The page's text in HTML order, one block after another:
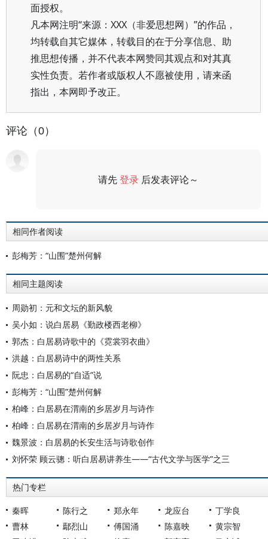
面授权。
凡本网注明“来源：XXX（非爱思想网）”的作品，
均转载自其它媒体，转载目的在于分享信息、助
推思想传播，并不代表本网赞同其观点和对其真
实性负责。若作者或版权人不愿被使用，请来函
指出，本网即予改正。
评论（0）
请先登录 后发表评论～
相同作者阅读
彭梅芳：“山围”楚州何解
相同主题阅读
周勋初：元和文坛的新风貌
吴小如：说白居易《勤政楼西老柳》
郭杰：白居易诗歌中的《霓裳羽衣曲》
洪越：白居易诗中的两性关系
阮忠：白居易的“自适”说
彭梅芳：“山围”楚州何解
柏峰：白居易在渭南的乡居岁月与诗作
柏峰：白居易在渭南的乡居岁月与诗作
魏景波：白居易的长安生活与诗歌创作
刘怀荣 顾云骢：听白居易讲养生——“古代文学与医学”之三
热门专栏
秦晖 陈行之 郑永年 龙应台
丁学良
曹林
鄢烈山 傅国涌 陈嘉映
黄宗智